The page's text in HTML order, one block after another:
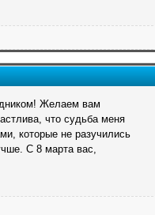
Желаем вам
что судьба меня
которые не разучились
С 8 марта вас,